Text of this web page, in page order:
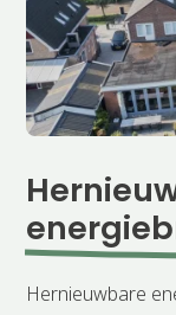
Hernieuwbare